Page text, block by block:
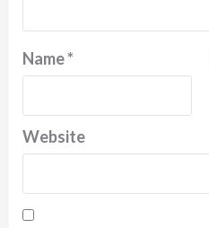
Name*
Website